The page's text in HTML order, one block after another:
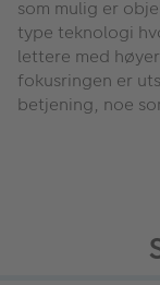
som mulig er
type teknologi
lettere med
fokusringen er
betjening, noe